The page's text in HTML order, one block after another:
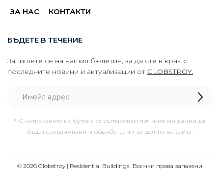
ЗА НАС КОНТАКТИ
БЪДЕТЕ В ТЕЧЕНИЕ
Запишете се на нашия бюлетин, за да сте в крак с
последните новини и актуализации от GLOBSTROY.
* С натискането на бутона се съгласявам личните ми данни да
бъдат съхранявани и обработвани за целите на сайта.
© 2026 Globstroy | Residential Buildings.. Всички права запазени.